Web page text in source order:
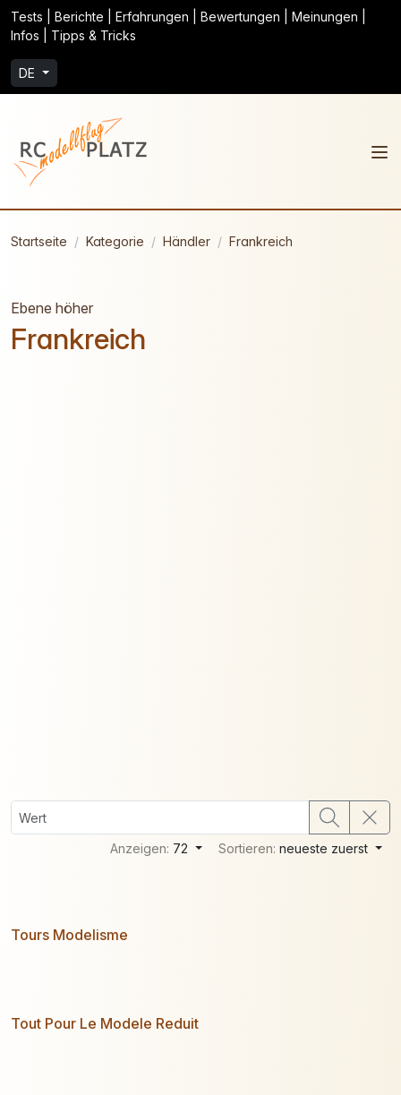
Tests | Berichte | Erfahrungen | Bewertungen | Meinungen |
Infos | Tipps & Tricks
DE
Startseite Kategorie Händler Frankreich
Ebene höher
Frankreich
Anzeigen: 72 Sortieren:neueste zuerst
Tours Modelisme
Tout Pour Le Modele Reduit